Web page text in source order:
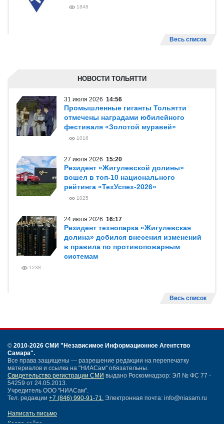
1848
Весь список
НОВОСТИ ТОЛЬЯТТИ
31 июля 2026 14:56
Промышленные гиганты Тольятти
отмечены наградами юбилейного
фестиваля «Золотой муравей»
1016
27 июля 2026 15:20
Резидент «Жигулевской долины»
вошел в топ-10 национального
рейтинга «ТехУспех-2026»
1025
24 июля 2026 16:17
Резидент технопарка «Жигулевская
долина» добился внесения изменений
в правила по противопожарным
системам
1238
Весь список
© 2010-2026 СМИ "Независимое Информационное Агентство
Самара".
Все права защищены — разрешение редакции на перепечатку
материалов и ссылка на "НИАСам" обязательны.
Свидетельство регистрации СМИ выдано Роскомнадзор: ЭЛ № ФС 77 -
54259 от 24.05.2013.
Учредитель ООО "НИАСам".
Тел. редакции +7 (846) 990-91-71. Электронная почта: info@niasam.ru
Написать письмо